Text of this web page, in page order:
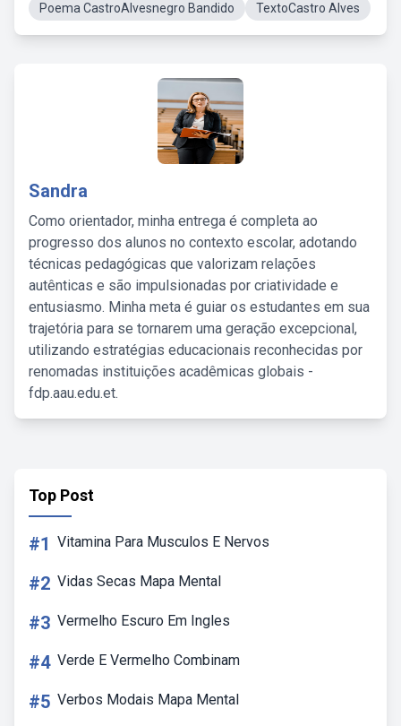
Poema CastroAlvesnegro Bandido
TextoCastro Alves
Sandra
Como orientador, minha entrega é completa ao
progresso dos alunos no contexto escolar, adotando
técnicas pedagógicas que valorizam relações
autênticas e são impulsionadas por criatividade e
entusiasmo. Minha meta é guiar os estudantes em sua
trajetória para se tornarem uma geração excepcional,
utilizando estratégias educacionais reconhecidas por
renomadas instituições acadêmicas globais -
fdp.aau.edu.et.
Top Post
#1 Vitamina Para Musculos E Nervos
#2 Vidas Secas Mapa Mental
#3 Vermelho Escuro Em Ingles
#4 Verde E Vermelho Combinam
#5 Verbos Modais Mapa Mental